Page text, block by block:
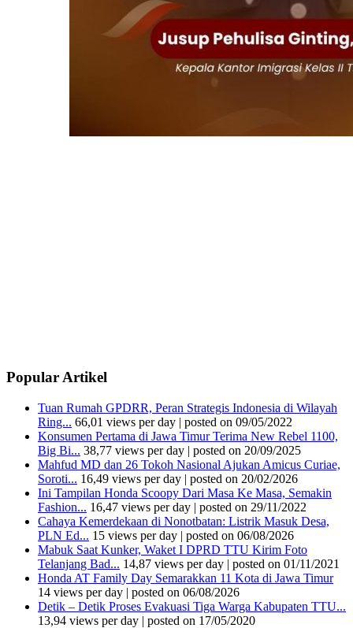
Popular Artikel
Tuan Rumah GPDRR, Peran Strategis Indonesia di Wilayah
Ring... 66,01 views per day | posted on 09/05/2022
Konsumen Pertama di Jawa Timur Terima New Rebel 1100,
Big Bi... 38,77 views per day | posted on 20/09/2025
Mahfud MD dan 26 Tokoh Nasional Ajukan Amicus Curiae,
Soroti... 16,49 views per day | posted on 20/02/2026
Ini Tampilan Honda Scoopy Dari Masa Ke Masa, Semakin
Fashion... 16,47 views per day | posted on 29/11/2022
Cahaya Kemerdekaan di Nonotbatan: Listrik Masuk Desa,
PLN Ed... 15 views per day | posted on 06/08/2026
Mabuk Saat Kunker, Waket I DPRD TTU Kirim Foto
Telanjang Bad... 14,87 views per day | posted on 01/11/2021
Honda AT Family Day Semarakkan 11 Kota di Jawa Timur
14 views per day | posted on 06/08/2026
Detik – Detik Proses Evakuasi Tiga Warga Kabupaten TTU...
13,94 views per day | posted on 17/05/2020